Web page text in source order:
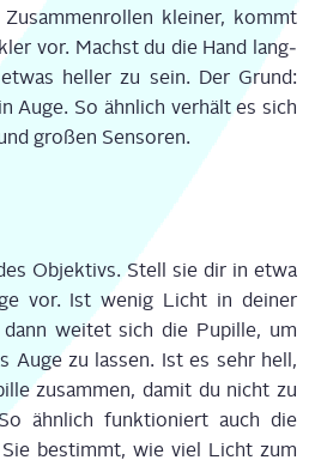
klei­ner, kommt
vor. Machst du die Hand lang­
hel­ler zu sein. Der Grund:
Auge. So ähn­lich ver­hält es sich
gro­ßen Sen­so­ren.
Objek­tivs. Stell sie dir in etwa
vor. Ist wenig Licht in dei­ner
dann wei­tet sich die Pupil­le, um
Auge zu las­sen. Ist es sehr hell,
zusam­men, damit du nicht zu
ähn­lich funk­tio­niert auch die
bestimmt, wie viel Licht zum